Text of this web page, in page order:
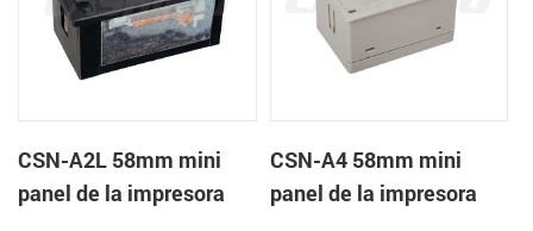
CSN-A2L 58mm mini
panel de la impresora
CSN-A4 58mm mini
panel de la impresora